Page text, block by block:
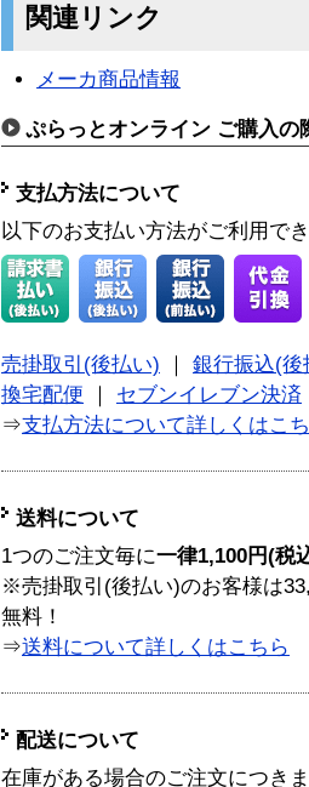
関連リンク
メーカ商品情報
ぷらっとオンライン ご購入の
支払方法について
以下のお支払い方法がご利用で
売掛取引(後払い)
銀行振込(後
換宅配便
セブンイレブン決済
⇒支払方法について詳しくはこ
送料について
1つのご注文毎に一律1,100円(税
※売掛取引(後払い)のお客様は
無料！
⇒送料について詳しくはこちら
配送について
在庫がある場合のご注文につき